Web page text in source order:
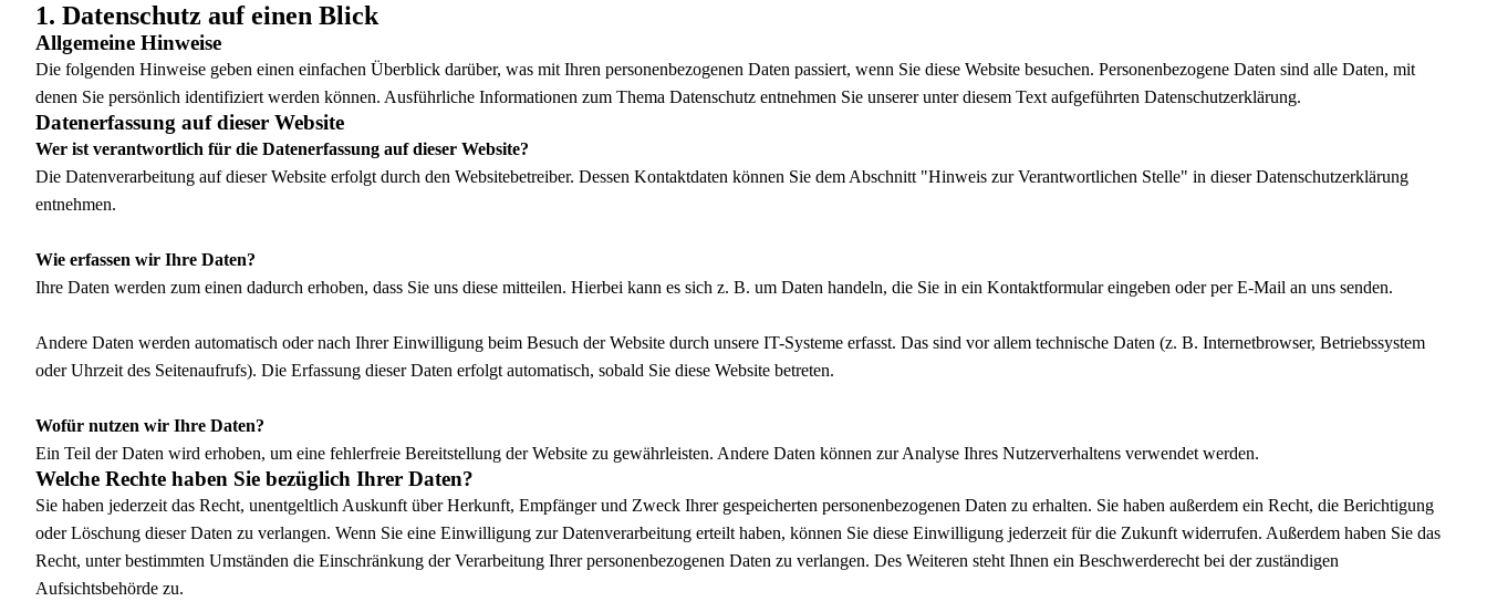
1. Datenschutz auf einen Blick
Allgemeine Hinweise
Die folgenden Hinweise geben einen einfachen Überblick darüber, was mit Ihren personenbezogenen Daten passiert, wenn Sie diese Website besuchen. Personenbezogene Daten sind alle Daten, mit
denen Sie persönlich identifiziert werden können. Ausführliche Informationen zum Thema Datenschutz entnehmen Sie unserer unter diesem Text aufgeführten Datenschutzerklärung.
Datenerfassung auf dieser Website
Wer ist verantwortlich für die Datenerfassung auf dieser Website?
Die Datenverarbeitung auf dieser Website erfolgt durch den Websitebetreiber. Dessen Kontaktdaten können Sie dem Abschnitt "Hinweis zur Verantwortlichen Stelle" in dieser Datenschutzerklärung
entnehmen.
Wie erfassen wir Ihre Daten?
Ihre Daten werden zum einen dadurch erhoben, dass Sie uns diese mitteilen. Hierbei kann es sich z. B. um Daten handeln, die Sie in ein Kontaktformular eingeben oder per E-Mail an uns senden.
Andere Daten werden automatisch oder nach Ihrer Einwilligung beim Besuch der Website durch unsere IT-Systeme erfasst. Das sind vor allem technische Daten (z. B. Internetbrowser, Betriebssystem
oder Uhrzeit des Seitenaufrufs). Die Erfassung dieser Daten erfolgt automatisch, sobald Sie diese Website betreten.
Wofür nutzen wir Ihre Daten?
Ein Teil der Daten wird erhoben, um eine fehlerfreie Bereitstellung der Website zu gewährleisten. Andere Daten können zur Analyse Ihres Nutzerverhaltens verwendet werden.
Welche Rechte haben Sie bezüglich Ihrer Daten?
Sie haben jederzeit das Recht, unentgeltlich Auskunft über Herkunft, Empfänger und Zweck Ihrer gespeicherten personenbezogenen Daten zu erhalten. Sie haben außerdem ein Recht, die Berichtigung
oder Löschung dieser Daten zu verlangen. Wenn Sie eine Einwilligung zur Datenverarbeitung erteilt haben, können Sie diese Einwilligung jederzeit für die Zukunft widerrufen. Außerdem haben Sie das
Recht, unter bestimmten Umständen die Einschränkung der Verarbeitung Ihrer personenbezogenen Daten zu verlangen. Des Weiteren steht Ihnen ein Beschwerderecht bei der zuständigen
Aufsichtsbehörde zu.